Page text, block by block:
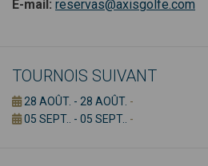
E-mail: reservas@axisgolfe.com
TOURNOIS SUIVANT
28 AOÛT. - 28 AOÛT. -
05 SEPT.. - 05 SEPT.. -